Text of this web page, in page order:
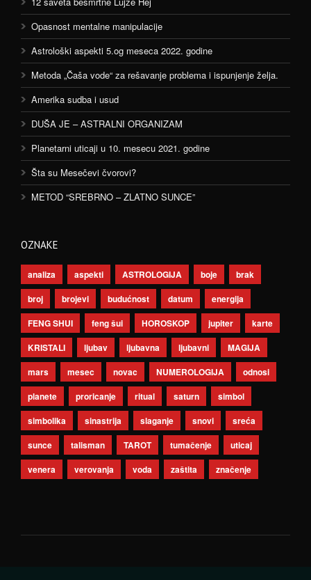
Opasnost mentalne manipulacije
Astrološki aspekti 5.og meseca 2022. godine
Metoda „Čaša vode“ za rešavanje problema i ispunjenje želja.
Amerika sudba i usud
DUŠA JE – ASTRALNI ORGANIZAM
Planetarni uticaji u 10. mesecu 2021. godine
Šta su Mesečevi čvorovi?
METOD “SREBRNO – ZLATNO SUNCE”
OZNAKE
analiza aspekti ASTROLOGIJA boje
brak
broj
brojevi budućnost datum
energija
FENG SHUI
feng šui HOROSKOP jupiter
karte
KRISTALI
ljubav ljubavna ljubavni
MAGIJA
mars
mesec novac NUMEROLOGIJA
odnosi
planete
proricanje ritual saturn
simbol
simbolika
sinastrija slaganje snovi
sreća
sunce
talisman TAROT tumačenje
uticaj
venera
verovanja voda zaštita značenje